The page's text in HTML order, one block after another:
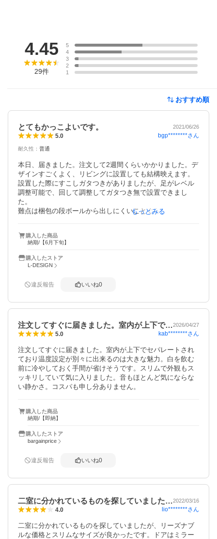
4.45
29件
5
4
3
2
1
おすすめ順
とてもかっこよいです。 2021/06/26
5.0 bgp********さん
耐久性 ： 普通
本日、届きました。注文して2週間くらいかかりました。デ
ザインすごくよく、リビングに設置しても結構映えます。
設置した際にすこしガタつきがありましたが、足がレベル
調整可能で、回して調整してガタつき無で設置できまし
た。
難点は梱包の段ボールから出しにくいことぐらいかな。あ
もっとみる
購入した商品
納期/【6月下旬】
購入したストア
L-DESIGN
違反報告 いいね0
注文してすぐに届きました。室内が上下で…2026/04/27
5.0 kab********さん
注文してすぐに届きました。室内が上下でセパレートされ
ており温度設定が別々に出来るのは大きな魅力。白を飲む
前に冷やしておく手間が省けそうです。スリムで外観もス
ッキリしていて気に入りました。音もほとんど気にならな
い静かさ。コスパも申し分ありません。
購入した商品
納期/【即納】
購入したストア
bargainprice
違反報告 いいね0
二室に分かれているものを探していました…2022/03/16
4.0 lio********さん
二室に分かれているものを探していましたが、リーズナブ
ルな価格とスリムなサイズが良かったです。ドアはミラー